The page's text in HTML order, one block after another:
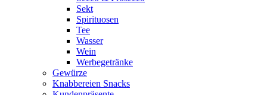
Sekt
Spirituosen
Tee
Wasser
Wein
Werbegetränke
Gewürze
Knabbereien Snacks